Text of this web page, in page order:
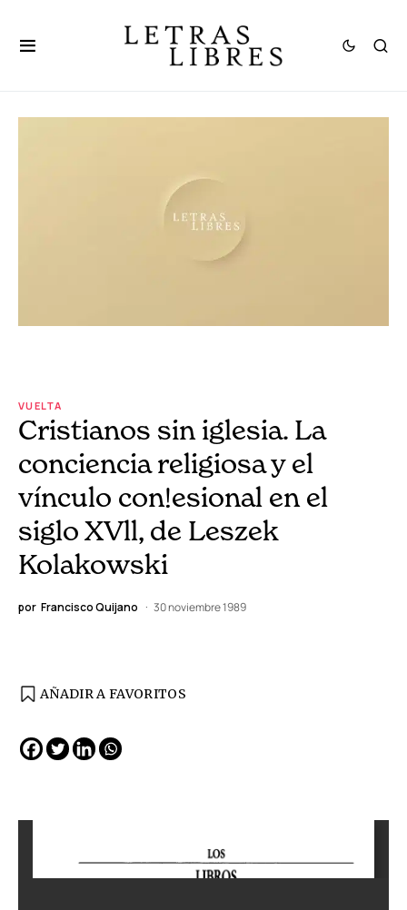
VUELTA
Cristianos sin iglesia. La
conciencia religiosa y el
vínculo con!esional en el
siglo XVll, de Leszek
Kolakowski
por Francisco Quijano 30 noviembre 1989
AÑADIR A FAVORITOS